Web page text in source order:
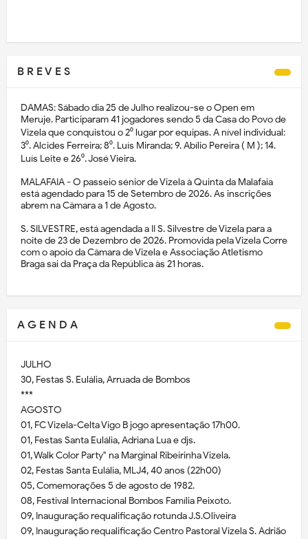
B R E V E S
DAMAS: Sábado dia 25 de Julho realizou-se o Open em
Meruje. Participaram 41 jogadores sendo 5 da Casa do Povo de
Vizela que conquistou o 2⁰ lugar por equipas. A nível individual:
3⁰. Alcides Ferreira; 8⁰. Luís Miranda; 9. Abílio Pereira ( M ); 14.
Luís Leite e 26⁰. José Vieira.
MALAFAIA - O passeio sénior de Vizela à Quinta da Malafaia
está agendado para 15 de Setembro de 2026. As inscrições
abrem na Câmara a 1 de Agosto.
S. SILVESTRE, está agendada a II S. Silvestre de Vizela para a
noite de 23 de Dezembro de 2026. Promovida pela Vizela Corre
com o apoio da Câmara de Vizela e Associação Atletismo
Braga sai da Praça da República às 21 horas.
A G E N D A
JULHO
30, Festas S. Eulália, Arruada de Bombos
***
AGOSTO
01, FC Vizela-Celta Vigo B jogo apresentação 17h00.
01, Festas Santa Eulália, Adriana Lua e djs.
01, Walk Color Party" na Marginal Ribeirinha Vizela.
02, Festas Santa Eulália, MLJ4, 40 anos (22h00)
05, Comemorações 5 de agosto de 1982.
08, Festival Internacional Bombos Família Peixoto.
09, Inauguração requalificação rotunda J.S.Oliveira
09, Inauguração requalificação Centro Pastoral Vizela S. Adrião